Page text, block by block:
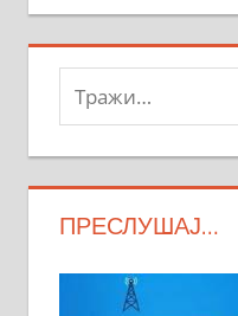
Тражи:
ПРЕСЛУШАЈ…